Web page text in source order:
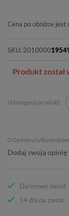
Cena po obniżce jest
SKU: 2010000
Produkt został
Udostępnij produkt:
0 Opinie użytkowników
Dodaj swoją opinię
Darmowy zwrot
14 dni na zwrot